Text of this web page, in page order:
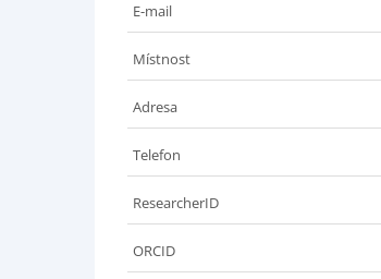
E-mail
Místnost
Adresa
Telefon
ResearcherID
ORCID